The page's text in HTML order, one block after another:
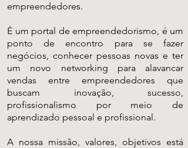
empreendedores.
É um portal de empreendedorismo, é um
ponto de encontro para se fazer
negócios, conhecer pessoas novas e ter
um novo networking para alavancar
vendas entre empreendedores que
buscam inovação, sucesso,
profissionalismo por meio de
aprendizado pessoal e profissional.
A nossa missão, valores, objetivos está